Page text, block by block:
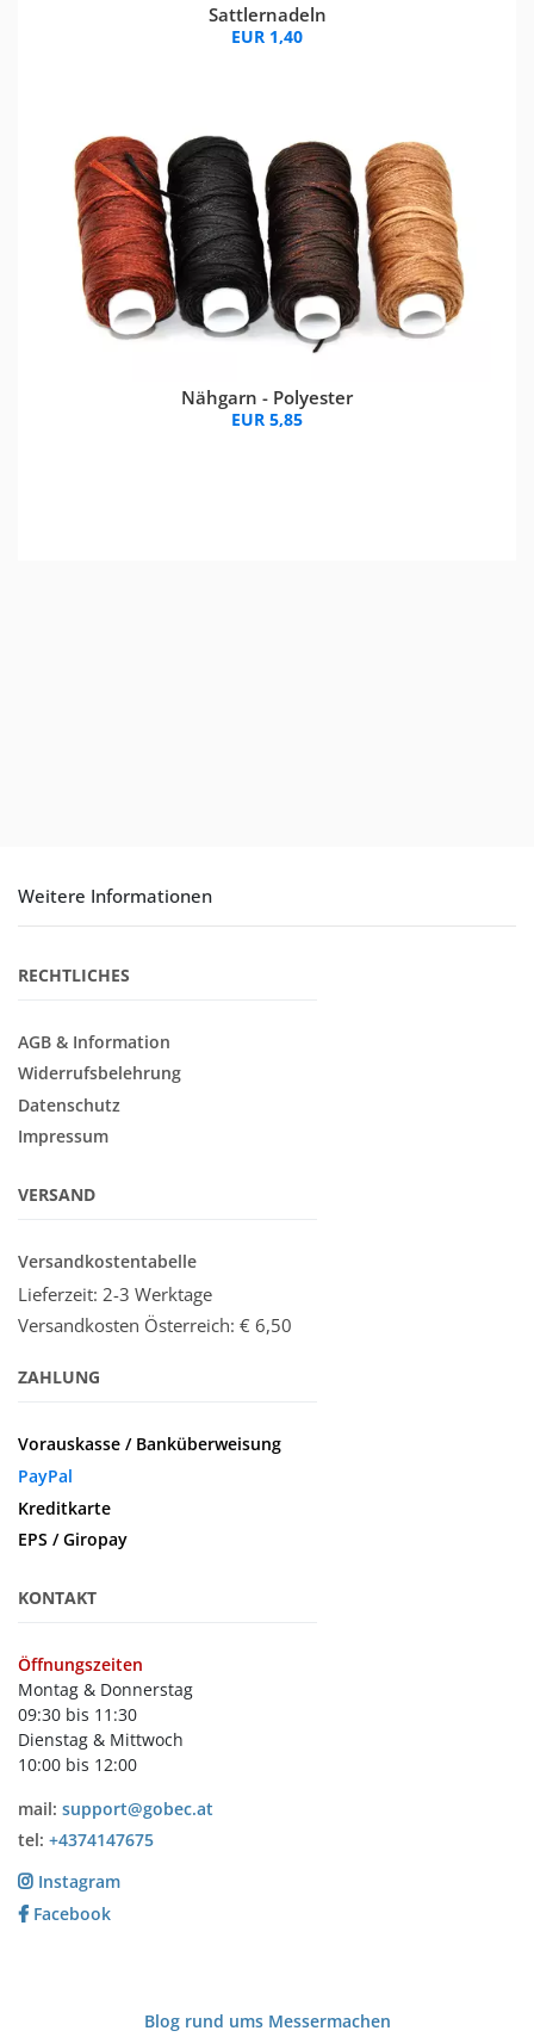
Sattlernadeln
EUR 1,40
Nähgarn - Polyester
EUR 5,85
Weitere Informationen
RECHTLICHES
AGB & Information
Widerrufsbelehrung
Datenschutz
Impressum
VERSAND
Versandkostentabelle
Lieferzeit: 2-3 Werktage
Versandkosten Österreich: € 6,50
ZAHLUNG
Vorauskasse / Banküberweisung
PayPal
Kreditkarte
EPS / Giropay
KONTAKT
Öffnungszeiten
Montag & Donnerstag
09:30 bis 11:30
Dienstag & Mittwoch
10:00 bis 12:00
mail: support@gobec.at
tel: +4374147675
Instagram
Facebook
Blog rund ums Messermachen